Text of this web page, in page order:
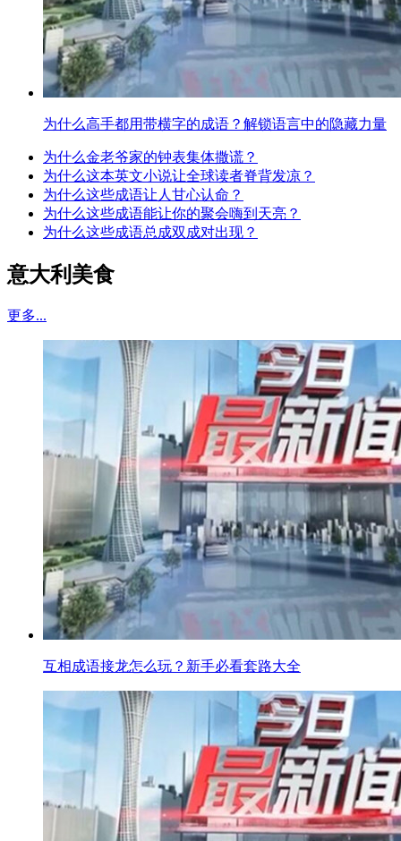
为什么高手都用带横字的成语？解锁语言中的隐藏力量
为什么金老爷家的钟表集体撒谎？
为什么这本英文小说让全球读者脊背发凉？
为什么这些成语让人甘心认命？
为什么这些成语能让你的聚会嗨到天亮？
为什么这些成语总成双成对出现？
意大利美食
更多...
互相成语接龙怎么玩？新手必看套路大全